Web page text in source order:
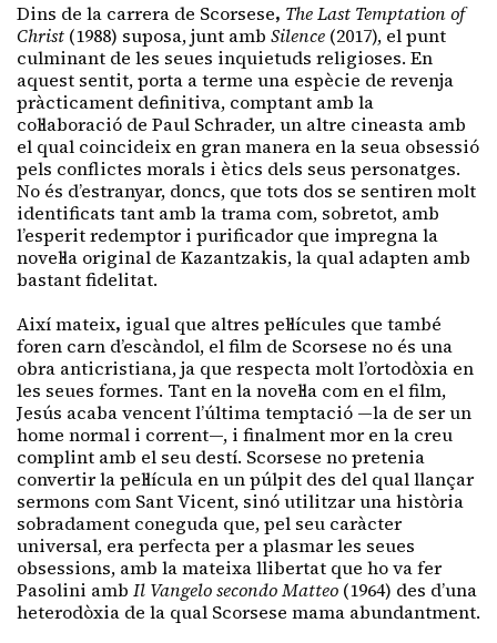
Dins de la carrera de Scorsese, The Last Temptation of
Christ (1988) suposa, junt amb Silence (2017), el punt
culminant de les seues inquietuds religioses. En
aquest sentit, porta a terme una espècie de revenja
pràcticament definitiva, comptant amb la
col·laboració de Paul Schrader, un altre cineasta amb
el qual coincideix en gran manera en la seua obsessió
pels conflictes morals i ètics dels seus personatges.
No és d’estranyar, doncs, que tots dos se sentiren molt
identificats tant amb la trama com, sobretot, amb
l’esperit redemptor i purificador que impregna la
novel·la original de Kazantzakis, la qual adapten amb
bastant fidelitat.
Així mateix, igual que altres pel·lícules que també
foren carn d’escàndol, el film de Scorsese no és una
obra anticristiana, ja que respecta molt l’ortodòxia en
les seues formes. Tant en la novel·la com en el film,
Jesús acaba vencent l’última temptació —la de ser un
home normal i corrent—, i finalment mor en la creu
complint amb el seu destí. Scorsese no pretenia
convertir la pel·lícula en un púlpit des del qual llançar
sermons com Sant Vicent, sinó utilitzar una història
sobradament coneguda que, pel seu caràcter
universal, era perfecta per a plasmar les seues
obsessions, amb la mateixa llibertat que ho va fer
Pasolini amb Il Vangelo secondo Matteo (1964) des d’una
heterodòxia de la qual Scorsese mama abundantment.